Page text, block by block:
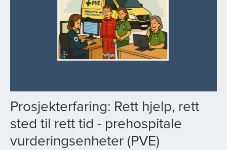
Prosjekterfaring: Rett hjelp, rett
sted til rett tid - prehospitale
vurderingsenheter (PVE)